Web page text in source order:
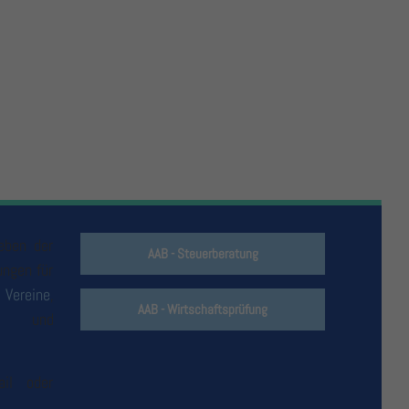
der
für
Vereine
und
oder
AAB - Steuerberatung
AAB - Wirtschaftsprüfung
Folgen Sie uns gerne auf unseren Social
Media Plattformen, um mehr über